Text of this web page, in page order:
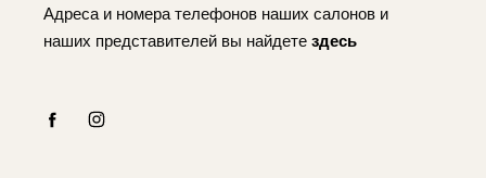
Адреса и номера телефонов наших салонов и
наших представителей вы найдетездесь